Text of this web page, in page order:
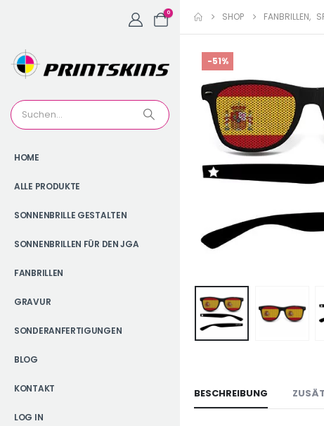
0
HOME
ALLE PRODUKTE
SONNENBRILLE GESTALTEN
SONNENBRILLEN FÜR DEN JGA
FANBRILLEN
GRAVUR
SONDERANFERTIGUNGEN
BLOG
KONTAKT
LOG IN
SHOP FANBRILLEN,
-51%
BESCHREIBUNG